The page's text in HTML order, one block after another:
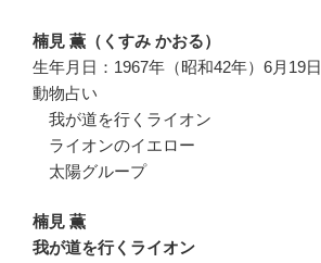
楠見 薫（くすみ かおる）
生年月日：1967年（昭和42年）6月19日
動物占い
我が道を行くライオン
ライオンのイエロー
太陽グループ
楠見 薫
我が道を行くライオン